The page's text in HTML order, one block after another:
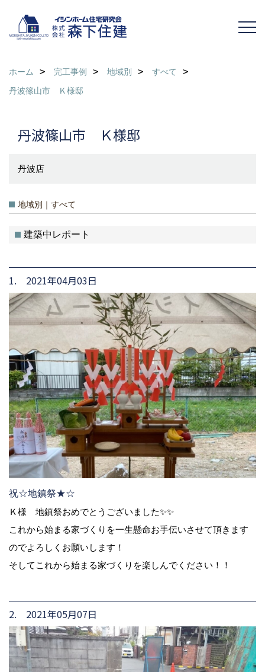
ホーム 完工事例 地域別
すべて
丹波篠山市 Ｋ様邸
丹波篠山市 Ｋ様邸
丹波店
地域別｜すべて
建築中レポート
1. 2021年04月03日
祝☆地鎮祭★☆
Ｋ様 地鎮祭おめでとうございました✨✨
これから始まる家づくりを一生懸命お手伝いさせて頂きます
のでよろしくお願いします！
そしてこれから始まる家づくりを楽しんでください！！
2. 2021年05月07日